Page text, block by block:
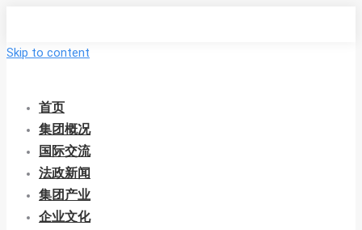
Skip to content
首页
集团概况
国际交流
法政新闻
集团产业
企业文化